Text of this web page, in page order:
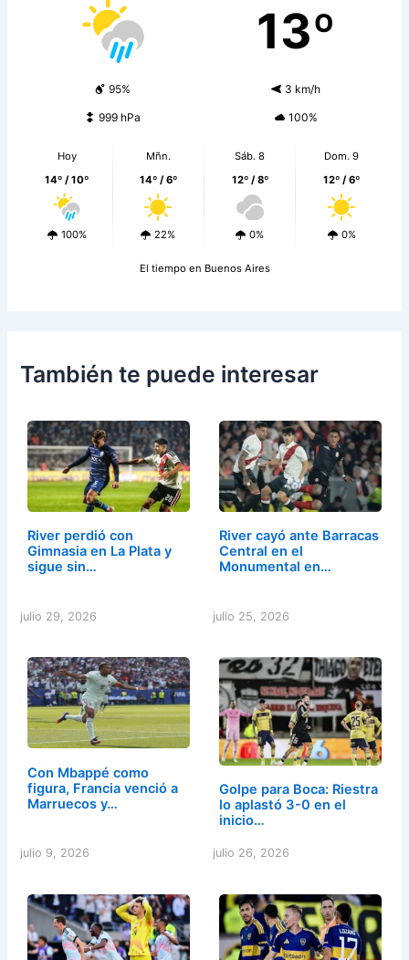
13º
95% 3 km/h
999 hPa 100%
Hoy
14º / 10º
100%
Mñn.
14º / 6º
22%
Sáb. 8
12º / 8º
0%
Dom. 9
12º / 6º
0%
El tiempo en Buenos Aires
También te puede interesar
River perdió con
Gimnasia en La Plata y
sigue sin…
julio 29, 2026
River cayó ante Barracas
Central en el
Monumental en…
julio 25, 2026
Con Mbappé como
figura, Francia venció a
Marruecos y…
julio 9, 2026
Golpe para Boca: Riestra
lo aplastó 3-0 en el
inicio…
julio 26, 2026